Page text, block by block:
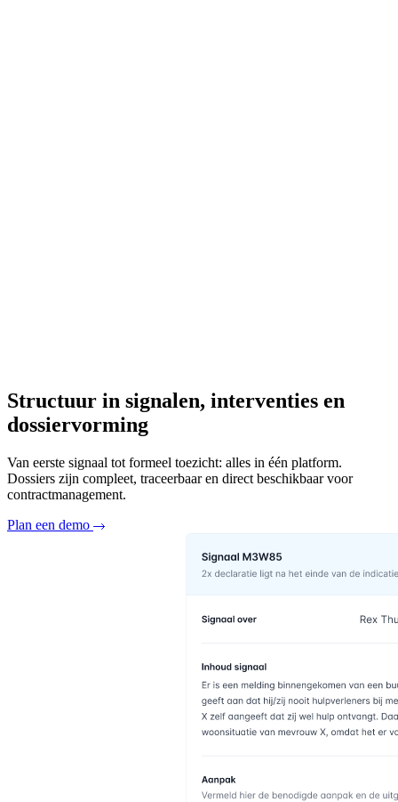
Structuur in signalen, interventies en
dossiervorming
Van eerste signaal tot formeel toezicht: alles in één platform.
Dossiers zijn compleet, traceerbaar en direct beschikbaar voor
contractmanagement.
Plan een demo